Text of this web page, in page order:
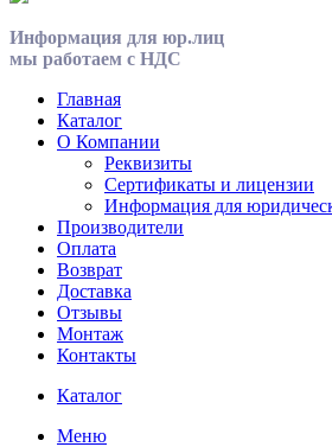
Информация для юр.лиц
мы работаем с НДС
Главная
Каталог
О Компании
Реквизиты
Сертификаты и лицензии
Информация для
Производители
Оплата
Возврат
Доставка
Отзывы
Монтаж
Контакты
Каталог
Меню